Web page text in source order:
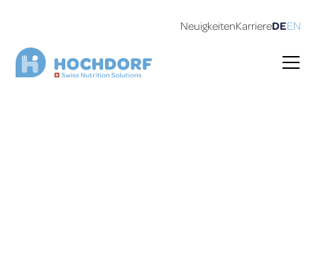
NeuigkeitenKarriereDEEN